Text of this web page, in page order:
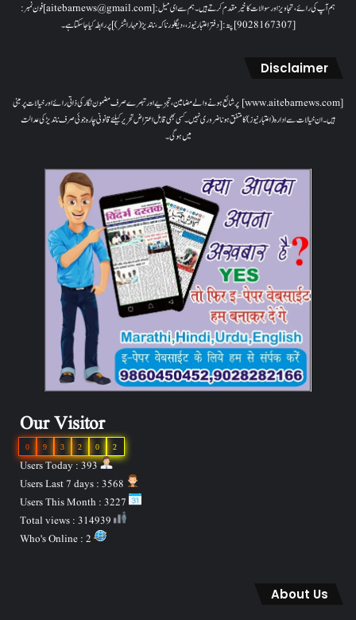
ہم آپ کی رائے، تجاویز اور سوالات کا خیرمقدم کرتے ہیں۔ ہم سےای میل: [aitebarnews@gmail.com]فون نمبر:
[9028167307]پتہ: [دفتر اعتبار نیوز، ، دیگلور ناکہ، ناندیڑ(مہاراشٹر) ] پر رابطہ کیا جاسکتا ہے۔
Disclaimer
[www.aitebarnews.com] پر شائع ہونے والے مضامین، تجزیے اور تبصرے صرف مضمون نگار کی ذاتی رائے اور خیالات پر مبنی
ہیں۔ ان خیالات سے ادارہ (اعتبار نیوز) کا متفق ہونا ضروری نہیں۔ کسی بھی قابل اعتراض تحریر کیلئے قانونی چارہ جوئی صرف ناندیڑ کی عدالت
میں ہوگی۔
Our Visitor
2
0
2
3
9
0
Users Today : 393
About Us